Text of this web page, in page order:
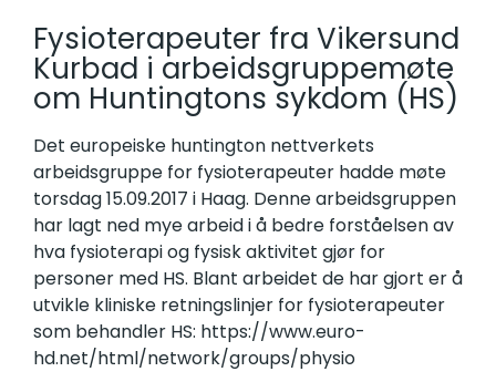
Larger
Image
Fysioterapeuter fra Vikersund
Kurbad i arbeidsgruppemøte
om Huntingtons sykdom (HS)
Det europeiske huntington nettverkets
arbeidsgruppe for fysioterapeuter hadde møte
torsdag 15.09.2017 i Haag. Denne arbeidsgruppen
har lagt ned mye arbeid i å bedre forståelsen av
hva fysioterapi og fysisk aktivitet gjør for
personer med HS. Blant arbeidet de har gjort er å
utvikle kliniske retningslinjer for fysioterapeuter
som behandler HS: https://www.euro-
hd.net/html/network/groups/physio